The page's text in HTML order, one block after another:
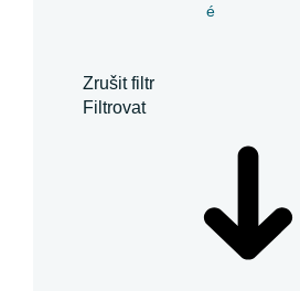
é
Zrušit filtr
Filtrovat